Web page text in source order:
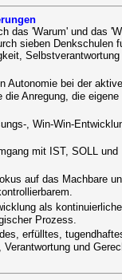
das 'Warum' und das
sieben Denkschulen
Selbstverantwortung
Autonomie bei der
Anregung, die eigene
, Win-Win-
mit IST, SOLL und
auf das Machbare
als
Prozess.
erfülltes,
und